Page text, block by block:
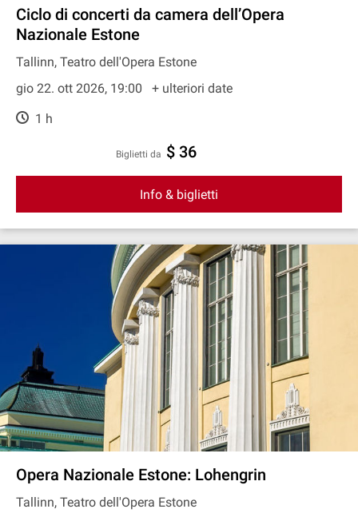
Ciclo di concerti da camera dell’Opera
Nazionale Estone
Tallinn, Teatro dell'Opera Estone
gio 22. ott 2026, 19:00
+ ulteriori date
1 h
Biglietti da $ 36
Info & biglietti
Opera Nazionale Estone: Lohengrin
Tallinn, Teatro dell'Opera Estone